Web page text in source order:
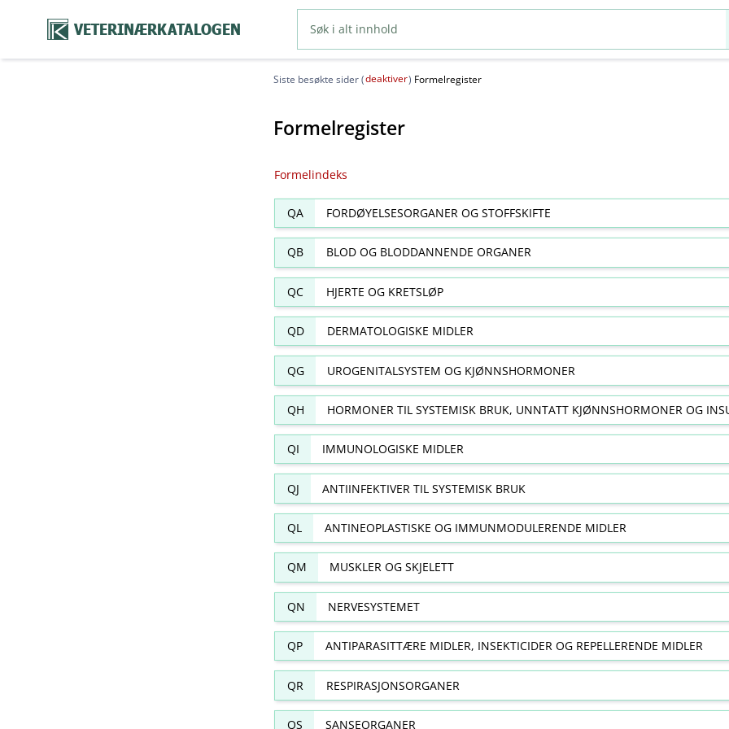
VETERINÆRKATALOGEN
Siste besøkte sider (deaktiver) Formelregister
Formelregister
Formelindeks
QA FORDØYELSESORGANER OG STOFFSKIFTE
QB BLOD OG BLODDANNENDE ORGANER
QC HJERTE OG KRETSLØP
QD DERMATOLOGISKE MIDLER
QG UROGENITALSYSTEM OG KJØNNSHORMONER
QH HORMONER TIL SYSTEMISK BRUK, UNNTATT KJØNNSHORMONER OG
QI IMMUNOLOGISKE MIDLER
QJ ANTIINFEKTIVER TIL SYSTEMISK BRUK
QL ANTINEOPLASTISKE OG IMMUNMODULERENDE MIDLER
QM MUSKLER OG SKJELETT
QN NERVESYSTEMET
QP ANTIPARASITTÆRE MIDLER, INSEKTICIDER OG REPELLERENDE MIDLER
QR RESPIRASJONSORGANER
QS SANSEORGANER